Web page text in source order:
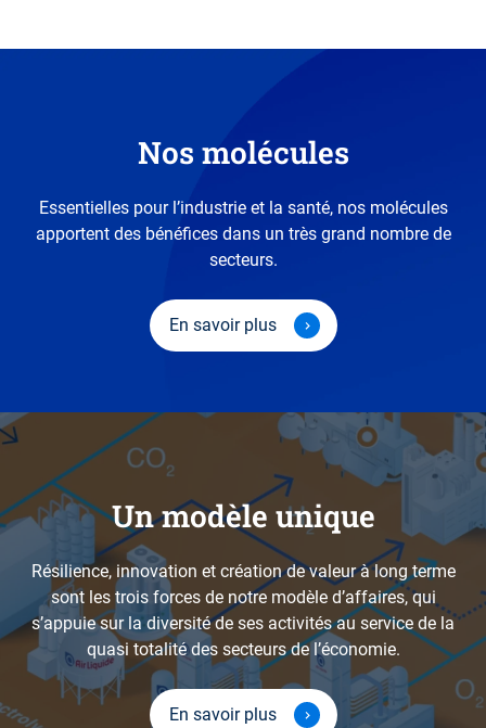
Nos molécules
Essentielles pour l’industrie et la santé, nos molécules
apportent des bénéfices dans un très grand nombre de
secteurs.
En savoir plus
Un modèle unique
Résilience, innovation et création de valeur à long terme
sont les trois forces de notre modèle d’affaires, qui
s’appuie sur la diversité de ses activités au service de la
quasi totalité des secteurs de l’économie.
En savoir plus